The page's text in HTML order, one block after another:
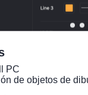
a corto
plazo
PC
de objetos de